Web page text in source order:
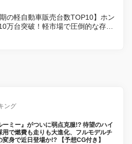
の軽自動車販売台数TOP10】ホン
万台突破！軽市場で圧倒的な存在
ング
ーミー』がついに弱点克服!? 待望のハイ
用で燃費も走りも大進化、フルモデルチ
変身で近日登場か!? 【予想CG付き】